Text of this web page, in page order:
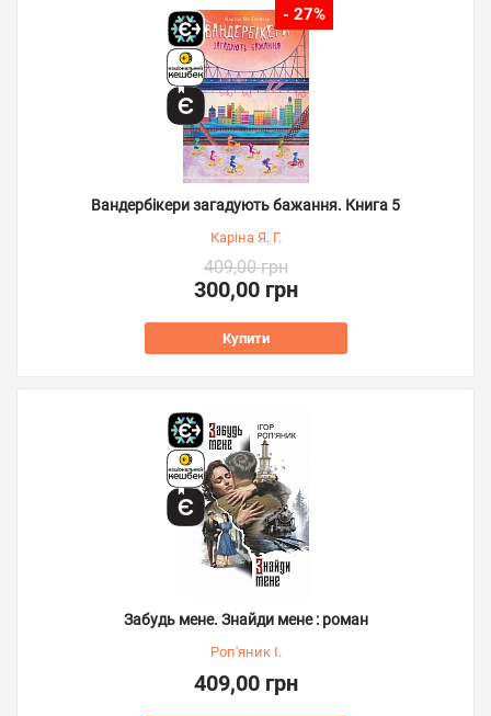
- 27%
Вандербікери загадують бажання. Книга 5
Каріна Я. Г.
409,00 грн
300,00 грн
Купити
Забудь мене. Знайди мене : роман
Роп'яник І.
409,00 грн